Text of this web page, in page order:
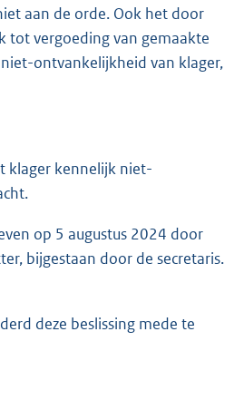
aan de orde. Ook het door
tot vergoeding van gemaakte
ontvankelijkheid van klager,
klager kennelijk niet-
op 5 augustus 2024 door
bijgestaan door de secretaris.
deze beslissing mede te